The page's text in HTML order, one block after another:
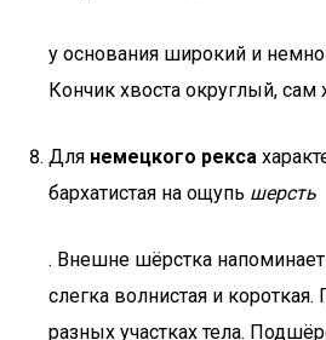
у основания широкий и
Кончик хвоста округлый, сам
Для немецкого рекса
бархатистая на ощупь шерсть
. Внешне шёрстка
слегка волнистая и короткая.
разных участках тела.